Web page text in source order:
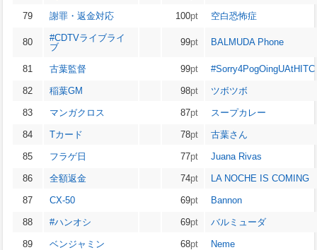
79 謝罪・返金対応 100pt 空白恐怖症
80
#CDTVライブライ
ブ
99pt BALMUDA Phone
81 古葉監督 99pt #Sorry4PogOingUAtHITC
82 稲葉GM 98pt ツボツボ
83 マンガクロス 87pt スープカレー
84 Tカード 78pt 古葉さん
85 フラゲ日 77pt Juana Rivas
86 全額返金 74pt LA NOCHE IS COMING
87 CX-50 69pt Bannon
88 #ハンオシ 69pt バルミューダ
89 ベンジャミン 68pt Neme